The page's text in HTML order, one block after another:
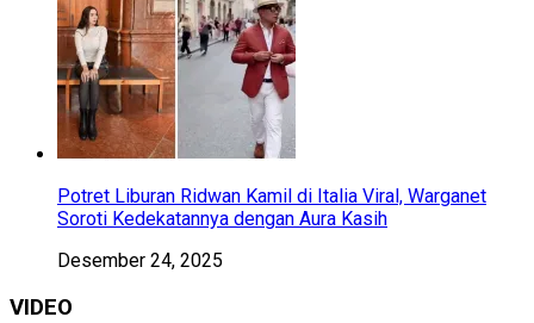
Potret Liburan Ridwan Kamil di Italia Viral, Warganet
Soroti Kedekatannya dengan Aura Kasih
Desember 24, 2025
VIDEO